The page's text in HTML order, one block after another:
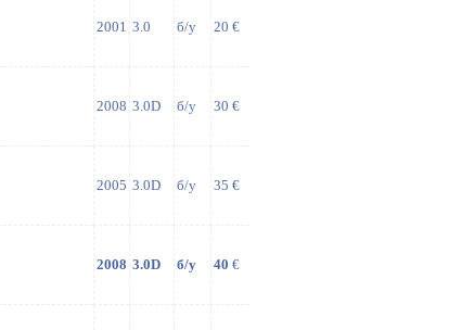
2001 3.0 б/у 20 €
2008 3.0D б/у 30 €
2005 3.0D б/у 35 €
2008 3.0D б/у 40 €